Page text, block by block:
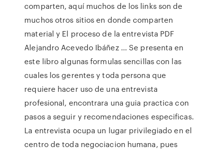
comparten, aquí muchos de los links son de
muchos otros sitios en donde comparten
material y El proceso de la entrevista PDF
Alejandro Acevedo Ibáñez ... Se presenta en
este libro algunas formulas sencillas con las
cuales los gerentes y toda persona que
requiere hacer uso de una entrevista
profesional, encontrara una guia practica con
pasos a seguir y recomendaciones especificas.
La entrevista ocupa un lugar privilegiado en el
centro de toda negociacion humana, pues